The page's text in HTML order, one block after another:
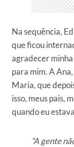
Na sequência,
que ficou
agradecer
para mim. A
Maria, que
isso, meus pais,
quando eu
“A gente